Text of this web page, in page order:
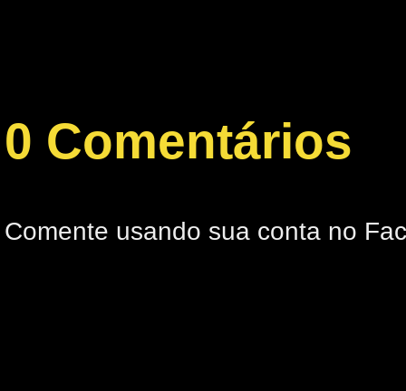
0 Comentários
Comente usando sua conta no